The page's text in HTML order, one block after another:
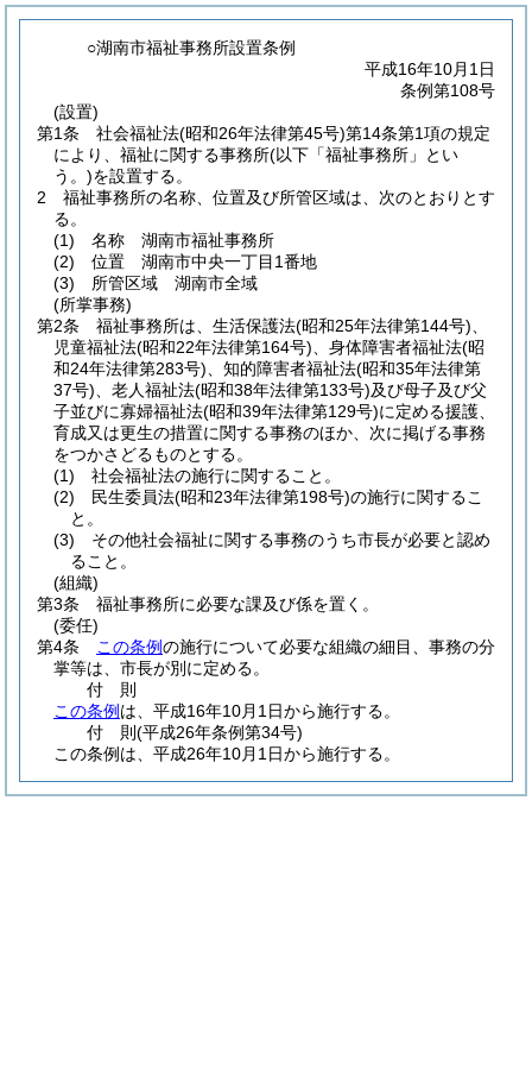
○湖南市福祉事務所設置条例
平成16年10月1日
条例第108号
(設置)
第1条
社会福祉法(昭和26年法律第45号)第14条第1項の規定
により、福祉に関する事務所(以下「福祉事務所」とい
う。)を設置する。
2
福祉事務所の名称、位置及び所管区域は、次のとおりとす
る。
(1)
名称 湖南市福祉事務所
(2)
位置 湖南市中央一丁目1番地
(3)
所管区域 湖南市全域
(所掌事務)
第2条
福祉事務所は、生活保護法(昭和25年法律第144号)
児童福祉法(昭和22年法律第164号) 、身体障害者福祉法(昭
和24年法律第283号) 、知的障害者福祉法(昭和35年法律第
37号) 、老人福祉法(昭和38年法律第133号)及び母子及び父
子並びに寡婦福祉法(昭和39年法律第129号)に定める援護、
育成又は更生の措置に関する事務のほか、次に掲げる事務
をつかさどるものとする。
(1)
社会福祉法の施行に関すること。
(2)
民生委員法(昭和23年法律第198号)の施行に関するこ
と。
(3)
その他社会福祉に関する事務のうち市長が必要と認め
ること。
(組織)
第3条
福祉事務所に必要な課及び係を置く。
(委任)
第4条
この条例の施行について必要な組織の細目、事務の分
掌等は、市長が別に定める。
付 則
この条例 は、平成16年10月1日から施行する。
付 則(平成26年条例第34号)
この条例は、平成26年10月1日から施行する。